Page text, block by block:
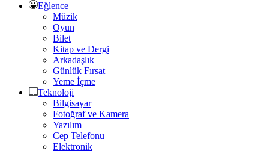
Eğlence
Müzik
Oyun
Bilet
Kitap ve Dergi
Arkadaşlık
Günlük Fırsat
Yeme İçme
Teknoloji
Bilgisayar
Fotoğraf ve Kamera
Yazılım
Cep Telefonu
Elektronik